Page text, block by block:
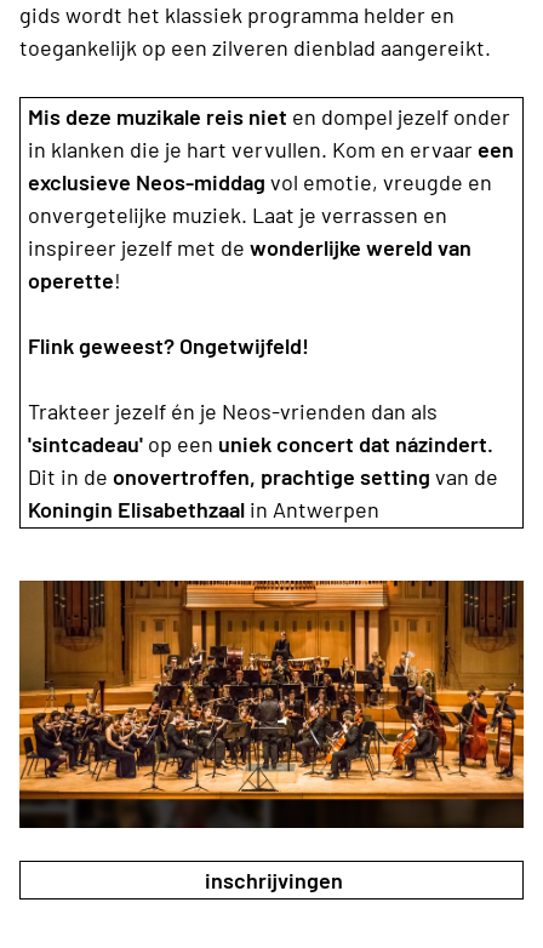
gids wordt het klassiek programma helder en
toegankelijk op een zilveren dienblad aangereikt.
Mis deze muzikale reis niet en dompel jezelf onder
in klanken die je hart vervullen. Kom en ervaar een
exclusieve Neos-middag vol emotie, vreugde en
onvergetelijke muziek. Laat je verrassen en
inspireer jezelf met de wonderlijke wereld van
operette!
Flink geweest? Ongetwijfeld!
Trakteer jezelf én je Neos-vrienden dan als
'sintcadeau' op een uniek concert dat názindert.
Dit in de onovertroffen, prachtige setting van de
Koningin Elisabethzaal in Antwerpen
inschrijvingen